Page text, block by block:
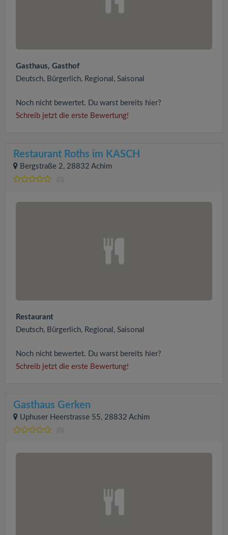
Gasthaus, Gasthof
Deutsch, Bürgerlich, Regional, Saisonal
Noch nicht bewertet. Du warst bereits hier?
Schreib jetzt die erste Bewertung!
Restaurant Roths im KASCH
Bergstraße 2, 28832 Achim
(0)
Restaurant
Deutsch, Bürgerlich, Regional, Saisonal
Noch nicht bewertet. Du warst bereits hier?
Schreib jetzt die erste Bewertung!
Gasthaus Gerken
Uphuser Heerstrasse 55, 28832 Achim
(0)